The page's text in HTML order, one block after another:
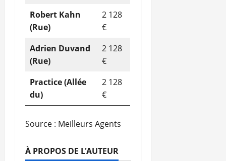
Robert Kahn
(Rue)
2 128
€
Adrien Duvand
(Rue)
2 128
€
Practice (Allée
du)
2 128
€
Source : Meilleurs Agents
À PROPOS DE L'AUTEUR